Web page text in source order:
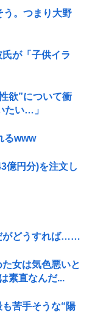
う。つまり大野
が「子供イラ
欲”について衝
たい…」
るwww
億円分)を注文し
がどうすれば……
女は気色悪いと
素直なんだ...
も苦手そうな“陽